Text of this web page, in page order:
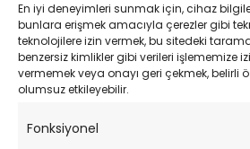
En iyi deneyimleri sunmak için, cihaz
bunlara erişmek amacıyla çerezler gibi
teknolojilere izin vermek, bu sitedeki
benzersiz kimlikler gibi verileri işlememize
vermemek veya onayı geri çekmek, belirli
olumsuz etkileyebilir.
Fonksiyonel
Kişisel Verilerin Korunması
Mesafeli Satış Sözleşmesi